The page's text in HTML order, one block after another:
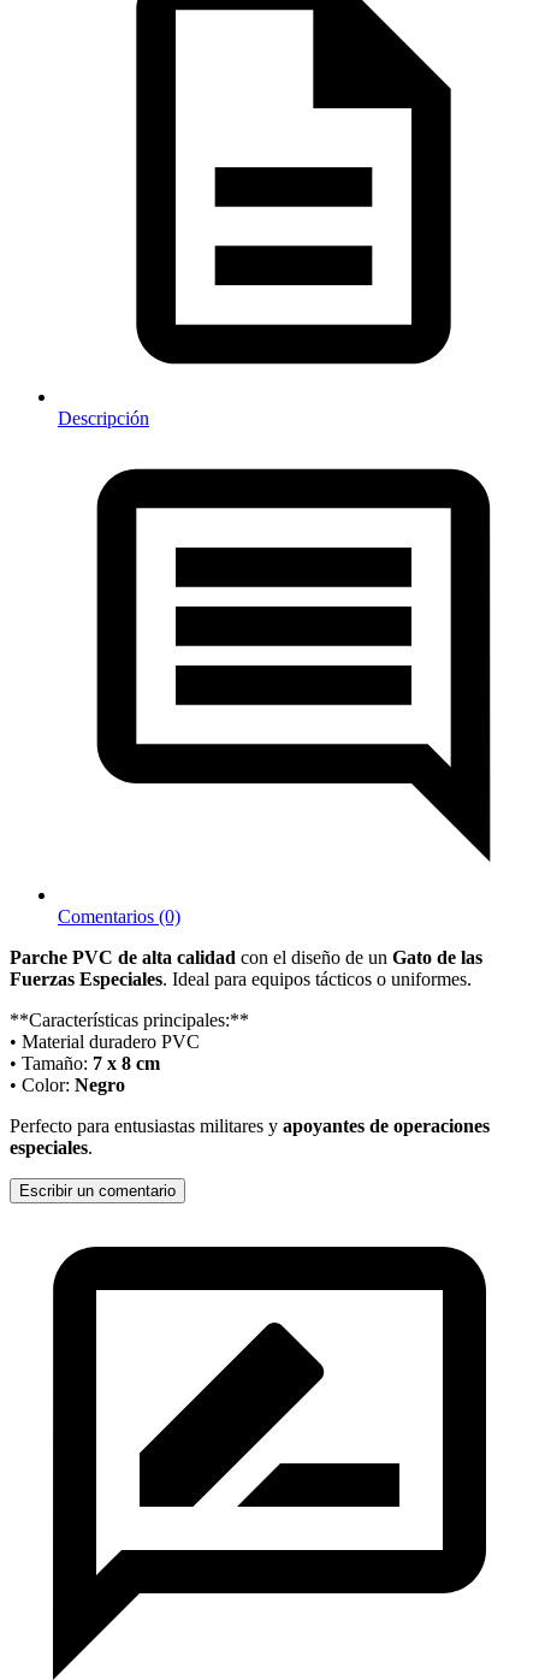
Descripción
Comentarios (0)
Parche PVC de alta calidad con el diseño de un Gato de las
Fuerzas Especiales. Ideal para equipos tácticos o uniformes.
**Características principales:**
• Material duradero PVC
• Tamaño: 7 x 8 cm
• Color: Negro
Perfecto para entusiastas militares y apoyantes de operaciones
especiales.
Escribir un comentario